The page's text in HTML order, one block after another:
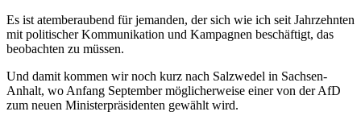
Es ist atemberaubend für jemanden, der sich wie ich seit Jahrzehnten
mit politischer Kommunikation und Kampagnen beschäftigt, das
beobachten zu müssen.
Und damit kommen wir noch kurz nach Salzwedel in Sachsen-
Anhalt, wo Anfang September möglicherweise einer von der AfD
zum neuen Ministerpräsidenten gewählt wird.